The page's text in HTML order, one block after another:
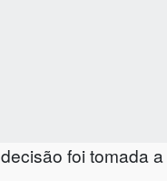
foi tomada